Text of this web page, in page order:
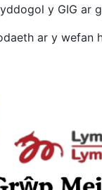
y GIG ar
ar y wefan